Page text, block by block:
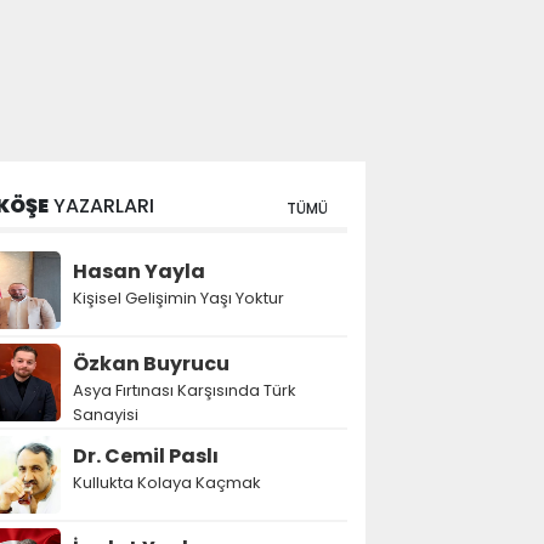
YAZARLARI TÜMÜ
Hasan Yayla
Kişisel Gelişimin Yaşı Yoktur
Özkan Buyrucu
Asya Fırtınası Karşısında Türk
Sanayisi
Dr. Cemil Paslı
Kullukta Kolaya Kaçmak